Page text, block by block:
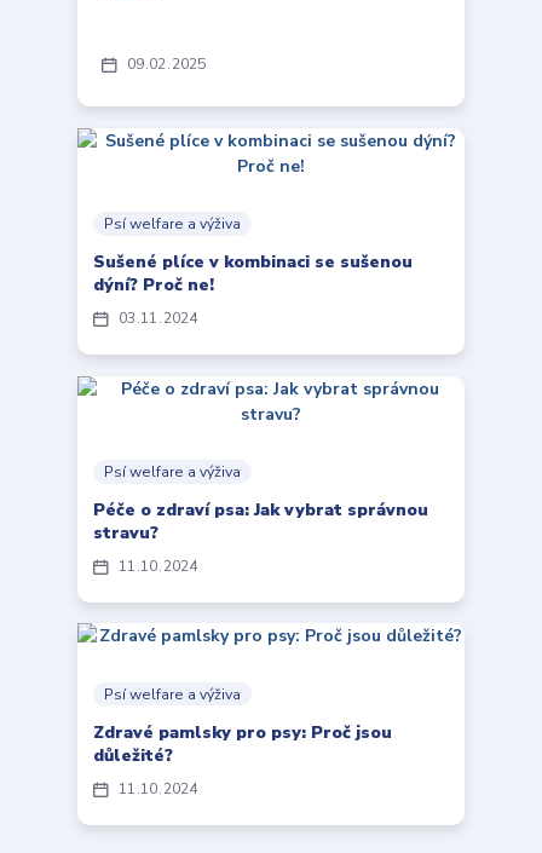
09 02 2025
03 11 2024
Psí welfare a výživa
Sušené plíce v kombinaci se sušenou
dýní? Proč ne!
11 10 2024
Psí welfare a výživa
Péče o zdraví psa: Jak vybrat správnou
stravu?
11 10 2024
Psí welfare a výživa
Zdravé pamlsky pro psy: Proč jsou
důležité?